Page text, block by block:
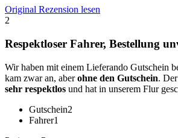
Original Rezension lesen
2
Respektloser Fahrer, Bestellung
Wir haben mit einem Lieferando Gutschein
kam zwar an, aberohne den Gutschein.
sehr respektlos und hat in unserem Flur
Gutschein2
Fahrer1